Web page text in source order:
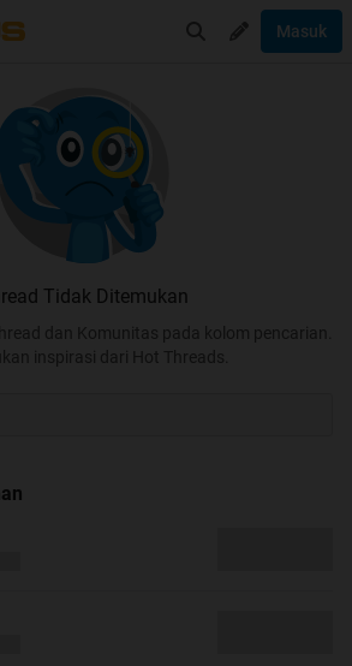
Masuk
Tidak Ditemukan
dan Komunitas pada kolom pencarian.
inspirasi dari Hot Threads.